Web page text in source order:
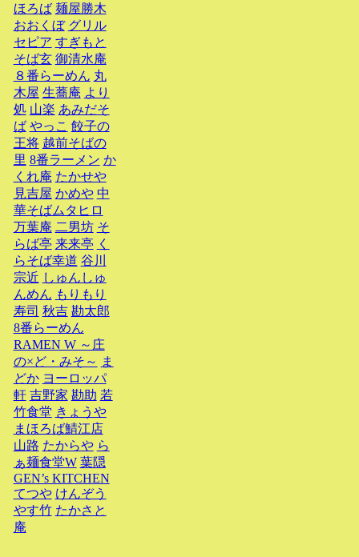
ほろば 麺屋勝木
おおくぼ グリル
セピア すぎもと
そば玄 御清水庵
８番らーめん 丸
木屋 生蕎庵 より
処 山楽 あみだそ
ば やっこ 餃子の
王将 越前そばの
里 8番ラーメン か
くれ庵 たかせや
見吉屋 かめや 中
華そばムタヒロ
万葉庵 二男坊 そ
らば亭 来来亭 く
らそば幸道 谷川
宗近 しゅんしゅ
んめん もりもり
寿司 秋吉 勘太郎
8番らーめん
RAMEN W ～庄
の×ど・みそ～ ま
どか ヨーロッパ
軒 吉野家 勘助 若
竹食堂 きょうや
まほろば鯖江店
山路 たからや ら
ぁ麺食堂W 葉隠
GEN’s KITCHEN
てつや けんぞう
やす竹 たかさと
庵